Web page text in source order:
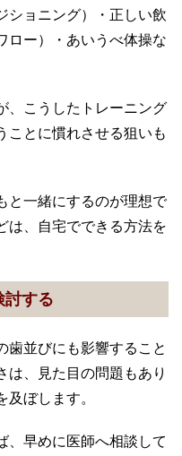
ショニング）・正しい飲
ロー）・あいうべ体操な
、こうしたトレーニング
ことに慣れさせる狙いも
と一緒にするのが理想で
は、自宅でできる方法を
討する
歯並びにも影響すること
は、見た目の問題もあり
ぼします。
、早めに医師へ相談して